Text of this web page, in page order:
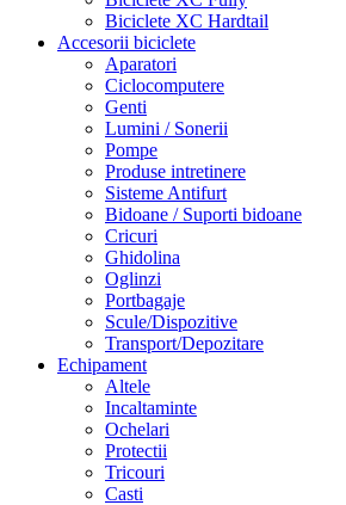
Biciclete XC Hardtail
Accesorii biciclete
Aparatori
Ciclocomputere
Genti
Lumini / Sonerii
Pompe
Produse intretinere
Sisteme Antifurt
Bidoane / Suporti bidoane
Cricuri
Ghidolina
Oglinzi
Portbagaje
Scule/Dispozitive
Transport/Depozitare
Echipament
Altele
Incaltaminte
Ochelari
Protectii
Tricouri
Casti